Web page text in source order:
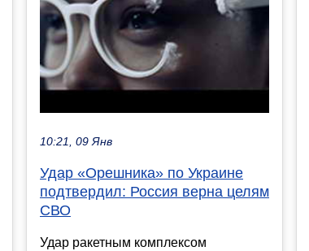
10:21, 09 Янв
Удар «Орешника» по Украине
подтвердил: Россия верна целям
СВО
Удар ракетным комплексом